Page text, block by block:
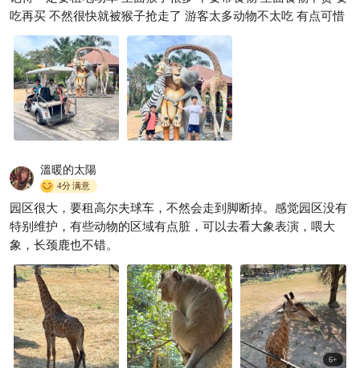
吃再买 不然很快就被猴子抢走了 游客太多动物不太吃 有点可惜
溫暖的太陽
4分满意
园区很大，要租高尔夫球车，不然会走到脚断掉。感觉园区没有
特别维护，有些动物的区域有点脏，可以去看大象表演，喂大
象，长颈鹿也不错。
6+